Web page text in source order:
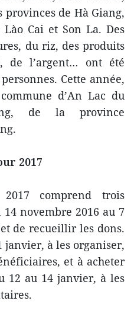
de Hà Giang,
Cai et Son La. Des
du riz, des produits
de l’argent… ont été
Cette année,
d’An Lac du
de la province
2017
comprend trois
novembre 2016 au 7
de recueillir les dons.
janvier, à les organiser,
et à acheter
12 au 14 janvier, à les